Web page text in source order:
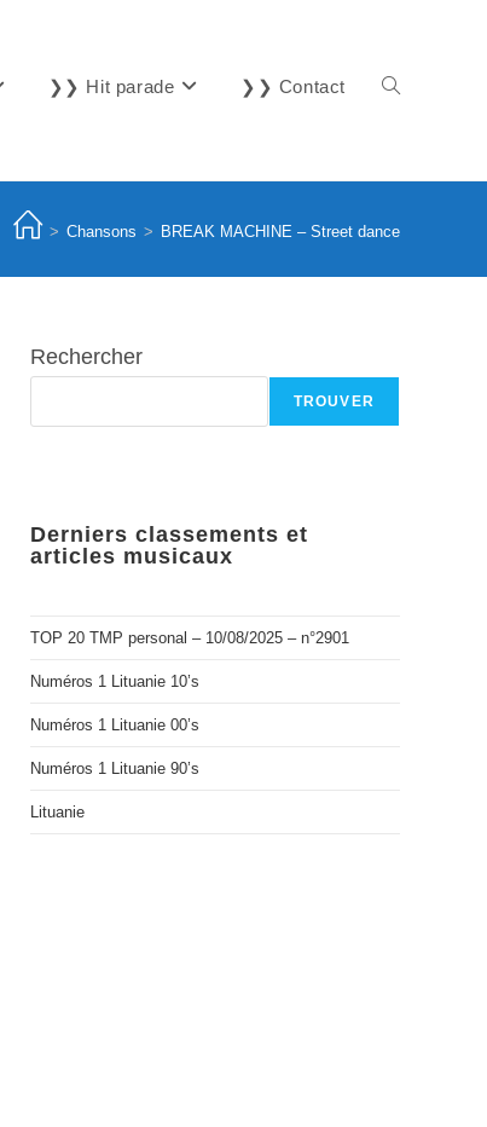
❯❯ Hit parade ❯❯ Contact Toggle
> Chansons > BREAK MACHINE – Street dance
Rechercher
TROUVER
Derniers classements et
articles musicaux
TOP 20 TMP personal – 10/08/2025 – n°2901
Numéros 1 Lituanie 10’s
Numéros 1 Lituanie 00’s
Numéros 1 Lituanie 90’s
Lituanie